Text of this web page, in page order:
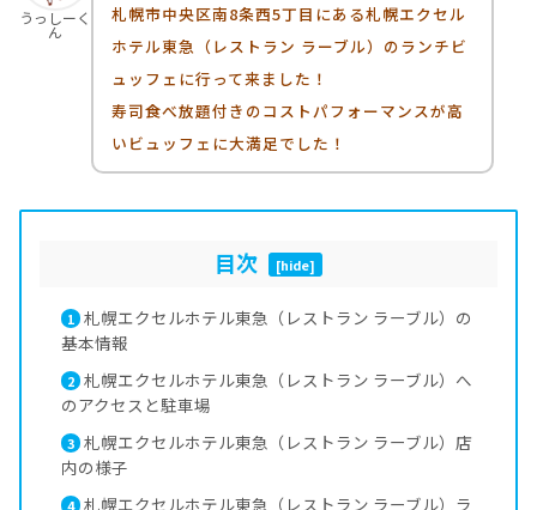
うっしーく
ん
札幌市中央区南8条西5丁目にある札幌エクセル
ホテル東急（レストラン ラーブル）のランチビ
ュッフェに行って来ました！
寿司食べ放題付きのコストパフォーマンスが高
いビュッフェに大満足でした！
目次 [hide]
1 札幌エクセルホテル東急（レストラン ラーブル）の
基本情報
2 札幌エクセルホテル東急（レストラン ラーブル）へ
のアクセスと駐車場
3 札幌エクセルホテル東急（レストラン ラーブル）店
内の様子
4 札幌エクセルホテル東急（レストラン ラーブル）ラ